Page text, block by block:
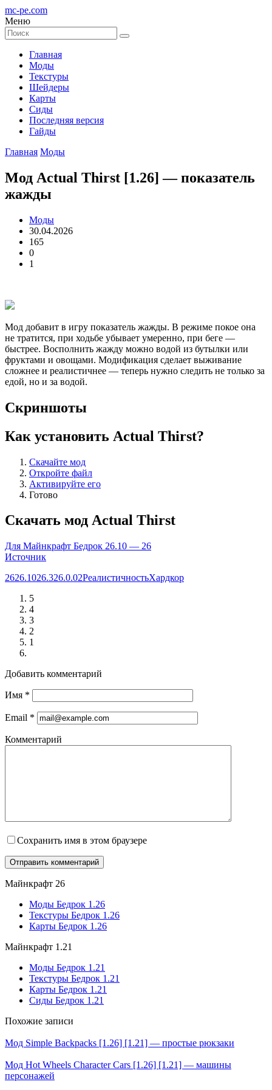
mc-pe.com
Меню
Главная
Моды
Текстуры
Шейдеры
Карты
Сиды
Последняя версия
Гайды
Главная Моды
Мод Actual Thirst [1.26] — показатель
жажды
Моды
30.04.2026
165
0
1
Мод добавит в игру показатель жажды. В режиме покое она
не тратится, при ходьбе убывает умеренно, при беге —
быстрее. Восполнить жажду можно водой из бутылки или
фруктами и овощами. Модификация сделает выживание
сложнее и реалистичнее — теперь нужно следить не только за
едой, но и за водой.
Скриншоты
Как установить Actual Thirst?
Скачайте мод
Откройте файл
Активируйте его
Готово
Скачать мод Actual Thirst
Для Майнкрафт Бедрок 26.10 — 26
Источник
2626.1026.326.0.02РеалистичностьХардкор
5
4
3
2
1
Добавить комментарий
Имя *
Email *
Комментарий
Сохранить имя в этом браузере
Майнкрафт 26
Моды Бедрок 1.26
Текстуры Бедрок 1.26
Карты Бедрок 1.26
Майнкрафт 1.21
Моды Бедрок 1.21
Текстуры Бедрок 1.21
Карты Бедрок 1.21
Сиды Бедрок 1.21
Похожие записи
Мод Simple Backpacks [1.26] [1.21] — простые рюкзаки
Мод Hot Wheels Character Cars [1.26] [1.21] — машины
персонажей